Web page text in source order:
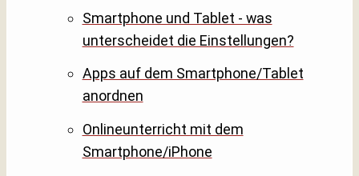
Smartphone und Tablet - was
unterscheidet die Einstellungen?
Apps auf dem Smartphone/Tablet
anordnen
Onlineunterricht mit dem
Smartphone/iPhone